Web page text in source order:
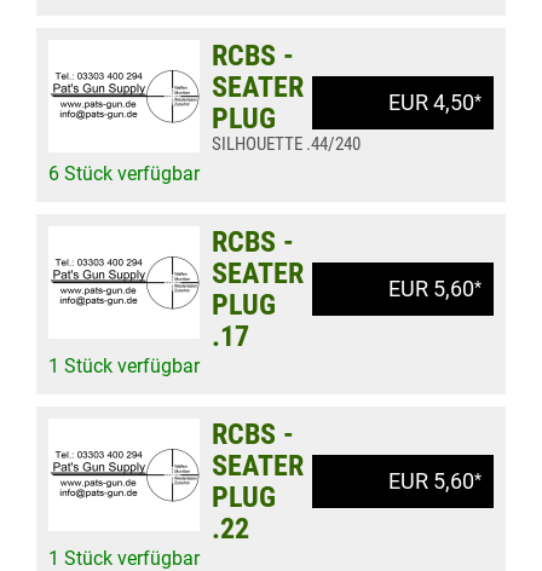
EUR 4,50*
RCBS -
SEATER
PLUG
SILHOUETTE .44/240
6 Stück verfügbar
EUR 5,60*
RCBS -
SEATER
PLUG
.17
1 Stück verfügbar
EUR 5,60*
RCBS -
SEATER
PLUG
.22
1 Stück verfügbar